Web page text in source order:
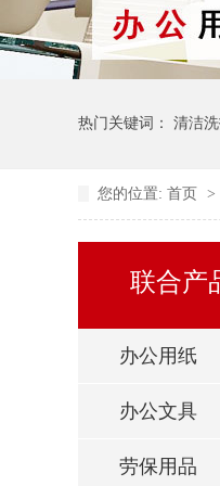
热门关键词： 清洁
您的位置: 首页 >
联合产
办公用纸
办公文具
劳保用品